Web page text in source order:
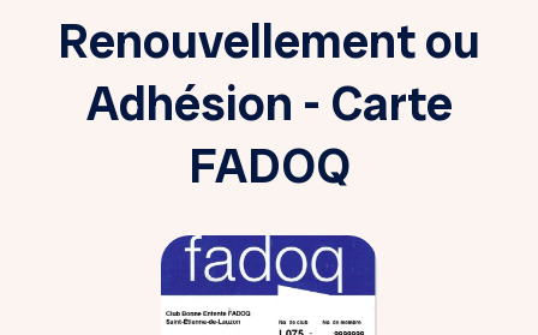
Renouvellement ou
Adhésion - Carte
FADOQ